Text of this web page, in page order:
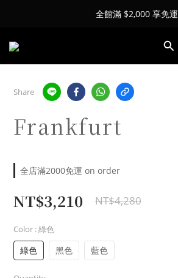
全館滿 $2,000 享免運
Share
Frankfurt
全店滿2000免運 on order
NT$3,210 NT$4,280
Color : 綠色
綠色 黑色 藍色